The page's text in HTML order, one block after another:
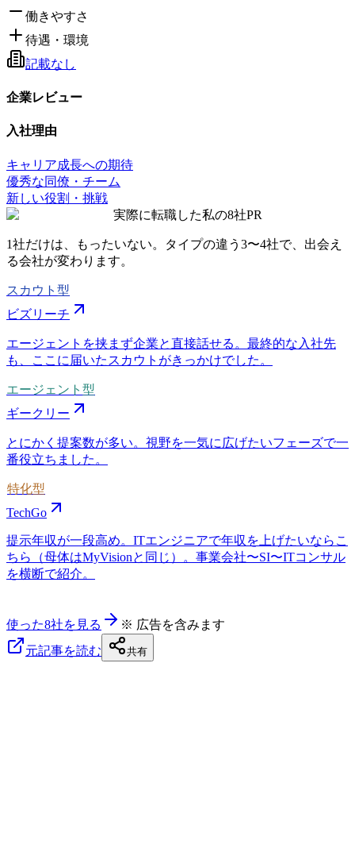
働きやすさ
待遇・環境
記載なし
企業レビュー
入社理由
キャリア成長への期待
優秀な同僚・チーム
新しい役割・挑戦
実際に転職した私の8社PR
1社だけは、もったいない。タイプの違う 3〜4社で、出会え
る会社が変わります。
スカウト型
ビズリーチ
エージェントを挟まず企業と直接話せる。最終的な入社先
も、ここに届いたスカウトがきっかけでした。
エージェント型
ギークリー
とにかく提案数が多い。視野を一気に広げたいフェーズで一
番役立ちました。
特化型
TechGo
提示年収が一段高め。ITエンジニアで年収を上げたいならこ
ちら（母体はMyVisionと同じ）。事業会社〜SI〜ITコンサル
を横断で紹介。
使った8社を見る
※ 広告を含みます
元記事を読む
共有